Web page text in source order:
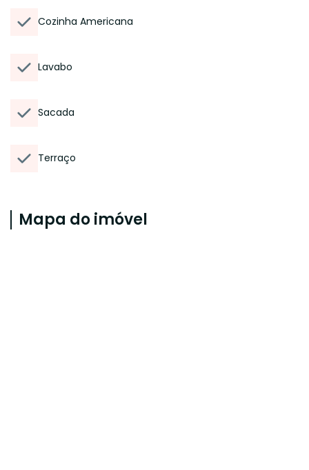
Cozinha Americana
Lavabo
Sacada
Terraço
Mapa do imóvel